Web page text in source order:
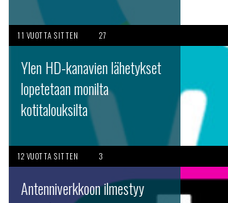
11 VUOTTA SITTEN 27
Ylen HD-kanavien lähetykset
lopetetaan monilta
kotitalouksilta
12 VUOTTA SITTEN 3
Antenniverkkoon ilmestyy